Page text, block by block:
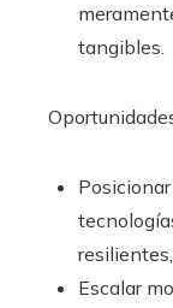
tangibles.
Escalar